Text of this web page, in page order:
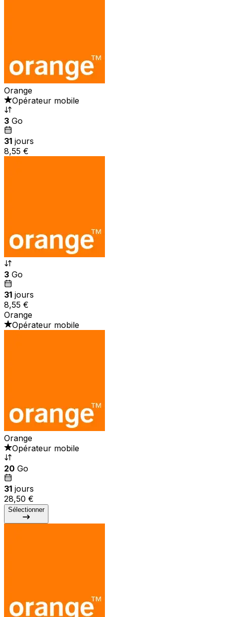
Orange
Opérateur mobile
3 Go
31 jours
8,55 €
3 Go
31 jours
8,55 €
Orange
Opérateur mobile
Orange
Opérateur mobile
20 Go
31 jours
28,50 €
Sélectionner